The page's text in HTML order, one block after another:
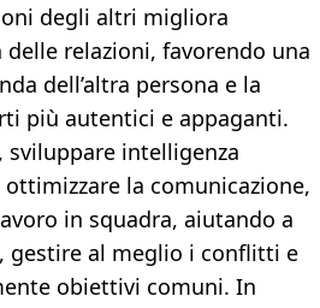
degli altri migliora
delle relazioni, favorendo una
dell’altra persona e la
più autentici e appaganti.
intelligenza
la comunicazione,
in squadra, aiutando a
gestire al meglio i conflitti e
obiettivi comuni. In